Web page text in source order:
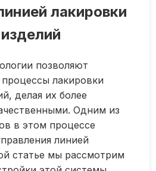
лакировки
позволяют
лакировки
делая их более
Одним из
в этом процессе
линией
статье мы рассмотрим